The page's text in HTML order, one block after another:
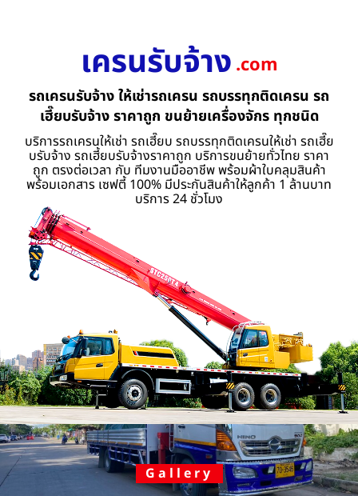
เครนรับจ้าง .com
รถเครนรับจ้าง ให้เช่ารถเครน รถบรรทุกติดเครน รถ
เฮี๊ยบรับจ้าง ราคาถูก ขนย้ายเครื่องจักร ทุกชนิด
บริการรถเครนให้เช่า รถเฮี๊ยบ รถบรรทุกติดเครนให้เช่า รถเฮี๊ย
บรับจ้าง รถเฮี้ยบรับจ้างราคาถูก บริการขนย้ายทั่วไทย ราคา
ถูก ตรงต่อเวลา กับ ทีมงานมืออาชีพ พร้อมผ้าใบคลุมสินค้า
พร้อมเอกสาร เซฟตี้ 100% มีประกันสินค้าให้ลูกค้า 1 ล้านบาท
บริการ 24 ชั่วโมง
Gallery